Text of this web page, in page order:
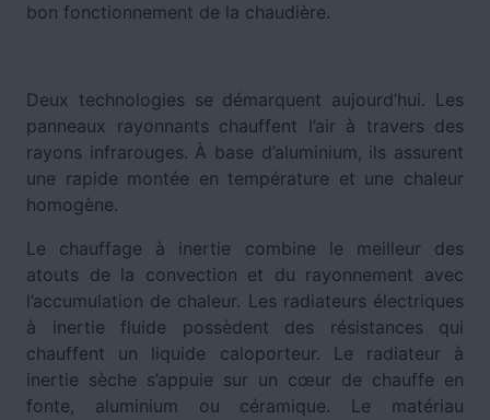
bon fonctionnement de la chaudière.
Deux technologies se démarquent aujourd’hui. Les
panneaux rayonnants chauffent l’air à travers des
rayons infrarouges. À base d’aluminium, ils assurent
une rapide montée en température et une chaleur
homogène.
Le chauffage à inertie combine le meilleur des
atouts de la convection et du rayonnement avec
l’accumulation de chaleur. Les radiateurs électriques
à inertie fluide possèdent des résistances qui
chauffent un liquide caloporteur. Le radiateur à
inertie sèche s’appuie sur un cœur de chauffe en
fonte, aluminium ou céramique. Le matériau